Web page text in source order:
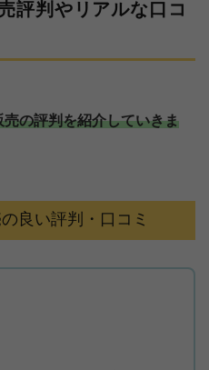
評判やリアルな口コ
の評判を紹介していきま
良い評判・口コミ